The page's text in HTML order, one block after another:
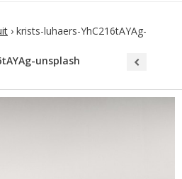
› krists-luhaers-YhC216tAYAg-
unsplash